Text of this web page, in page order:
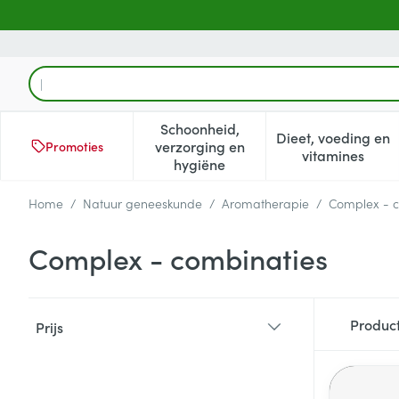
Product, merk, categorie...
Promoties
Schoonheid,
verzorging en
hygiëne
Toon submenu voor
Dieet, voeding en
vitamines
Toon
Home / Natuur geneeskunde / Aromatherapie / Complex -
Complex - combinaties
Prijs